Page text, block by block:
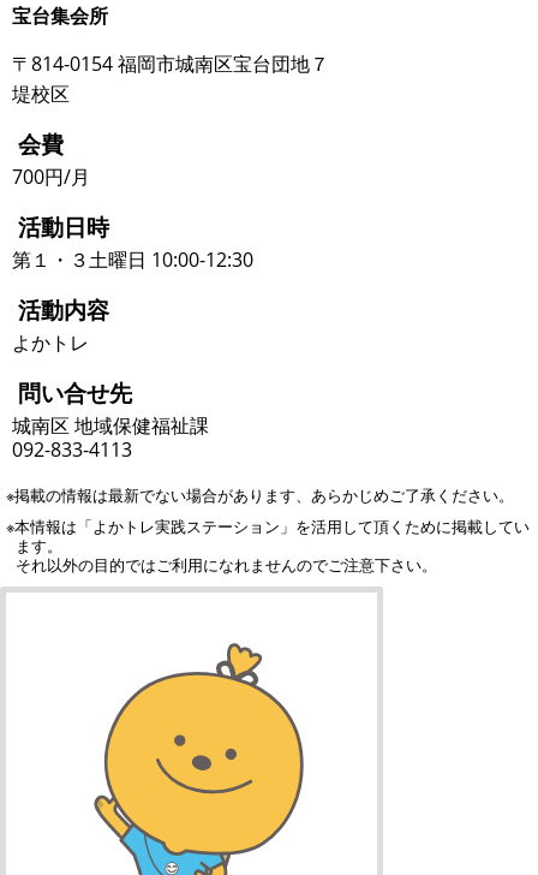
宝台集会所
〒814-0154 福岡市城南区宝台団地７
堤校区
会費
700円/月
活動日時
第１・３土曜日 10:00-12:30
活動内容
よかトレ
問い合せ先
城南区 地域保健福祉課
092-833-4113
※掲載の情報は最新でない場合があります、あらかじめご了承ください。
※本情報は「よかトレ実践ステーション」を活用して頂くために掲載してい
ます。
それ以外の目的ではご利用になれませんのでご注意下さい。